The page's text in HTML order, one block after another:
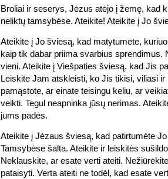
Broliai ir seserys, Jėzus atėjo į žemę, kad
neliktų tamsybėse. Ateikite! Ateikite į Jo
Ateikite į Jo šviesą, kad matytumėte,
kaip tik dabar priima svarbius sprendimus.
vieni. Ateikite į Viešpaties šviesą, kad Jis
Leiskite Jam atskleisti, ko Jis tikisi, viliasi
pamąstote, ar einate teisingu keliu, ar
veikti. Tegul neapninka jūsų nerimas.
jums padės.
Ateikite į Jėzaus šviesą, kad patirtumėte
Tamsybėse šalta. Ateikite ir leiskitės
Neklauskite, ar esate verti ateiti.
pataisyti. Verta ateiti ne todėl, kad esate